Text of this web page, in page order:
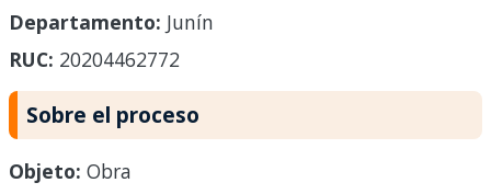
Departamento: Junín
RUC: 20204462772
Sobre el proceso
Objeto: Obra